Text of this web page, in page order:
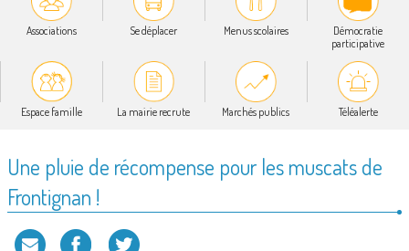
Associations Se déplacer Menus scolaires
Démocratie
participative
Espace famille La mairie recrute Marchés publics Téléalerte
Une pluie de récompense pour les muscats de
Frontignan !